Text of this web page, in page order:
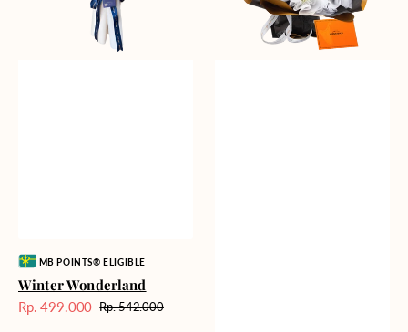
Vendor:MB POINTS® ELIGIBLE
Winter Wonderland
Harga
Rp. 499.000 Harga
Rp. 542.000